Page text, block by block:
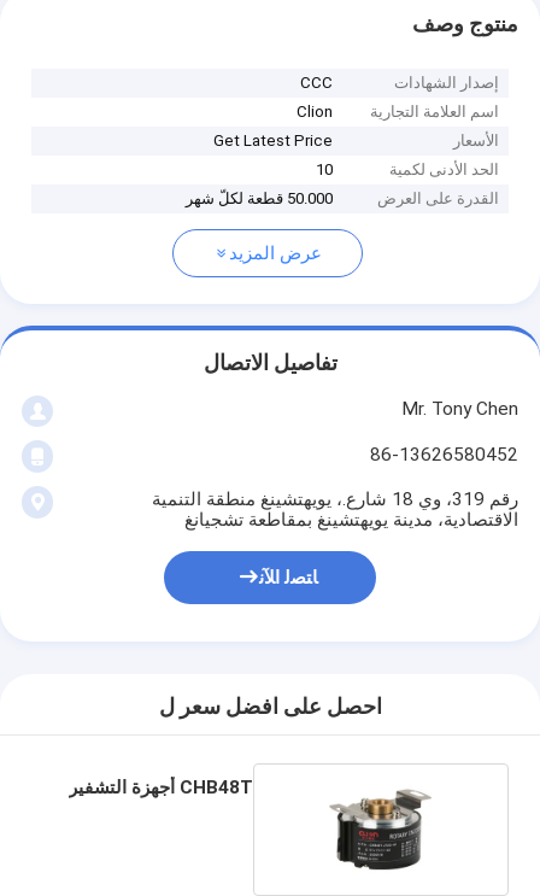
منتوج وصف
إصدار الشهادات
CCC
اسم العلامة التجارية
Clion
الأسعار
Get Latest Price
الحد الأدنى لكمية
10
القدرة على العرض
50.000 قطعة لكلّ شهر
عرض المزيد
تفاصيل الاتصال
Mr. Tony Chen
86-13626580452
رقم 319، وي 18 شارع.، يويهتشينغ منطقة التنمية
الاقتصادية، مدينة يويهتشينغ بمقاطعة تشجيانغ
ﺎﺘﺼﻟ ﺍﻶﻧ
احصل على افضل سعر ل
CHB48T أجهزة التشفير